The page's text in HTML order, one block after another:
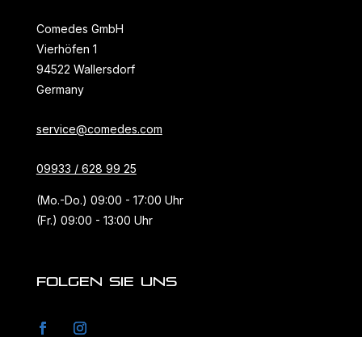
Comedes GmbH
Vierhöfen 1
94522 Wallersdorf
Germany
service@comedes.com
09933 / 628 99 25
(Mo.-Do.) 09:00 - 17:00 Uhr
(Fr.) 09:00 - 13:00 Uhr
FOLGEN SIE UNS